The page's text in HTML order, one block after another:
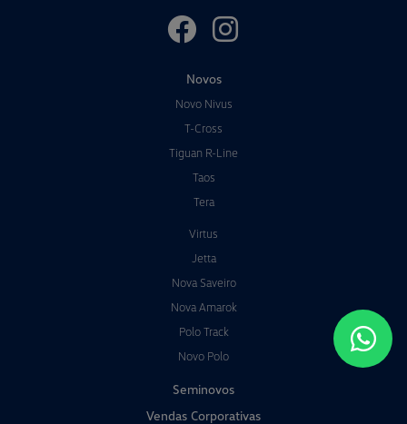
Novos
Novo Nivus
T-Cross
Tiguan R-Line
Taos
Tera
Virtus
Jetta
Nova Saveiro
Nova Amarok
Polo Track
Novo Polo
Seminovos
Vendas Corporativas